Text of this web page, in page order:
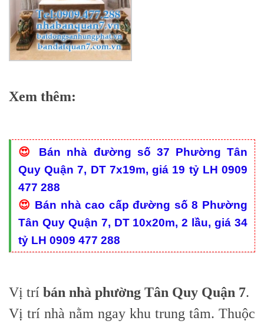
Xem thêm:
😍 Bán nhà đường số 37 Phường Tân
Quy Quận 7, DT 7x19m, giá 19 tỷ LH 0909
477 288
😍 Bán nhà cao cấp đường số 8 Phường
Tân Quy Quận 7, DT 10x20m, 2 lầu, giá 34
tỷ LH 0909 477 288
Vị trí bán nhà phường Tân Quy Quận 7.
Vị trí nhà nằm ngay khu trung tâm. Thuộc